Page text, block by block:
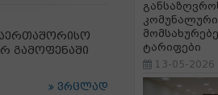
გამოფენაში
ვრცლად
კომუნალური
ტარიფები
13-05-2026